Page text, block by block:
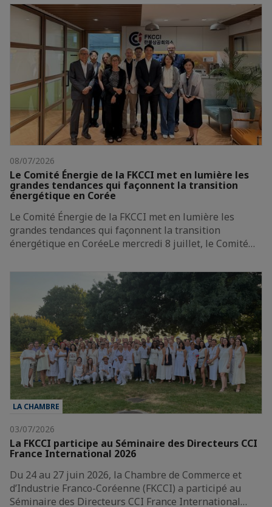
08/07/2026
Le Comité Énergie de la FKCCI met en lumière les
grandes tendances qui façonnent la transition
énergétique en Corée
Le Comité Énergie de la FKCCI met en lumière les
grandes tendances qui façonnent la transition
énergétique en CoréeLe mercredi 8 juillet, le Comité…
LA CHAMBRE
03/07/2026
La FKCCI participe au Séminaire des Directeurs CCI
France International 2026
Du 24 au 27 juin 2026, la Chambre de Commerce et
d’Industrie Franco-Coréenne (FKCCI) a participé au
Séminaire des Directeurs CCI France International…